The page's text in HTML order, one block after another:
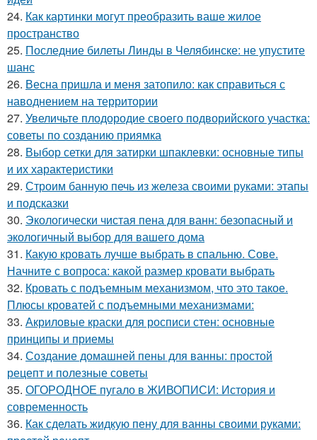
24. Как картинки могут преобразить ваше жилое
пространство
25. Последние билеты Линды в Челябинске: не упустите
шанс
26. Весна пришла и меня затопило: как справиться с
наводнением на территории
27. Увеличьте плодородие своего подворийского участка:
советы по созданию приямка
28. Выбор сетки для затирки шпаклевки: основные типы
и их характеристики
29. Строим банную печь из железа своими руками: этапы
и подсказки
30. Экологически чистая пена для ванн: безопасный и
экологичный выбор для вашего дома
31. Какую кровать лучше выбрать в спальню. Сове.
Начните с вопроса: какой размер кровати выбрать
32. Кровать с подъемным механизмом, что это такое.
Плюсы кроватей с подъемными механизмами:
33. Акриловые краски для росписи стен: основные
принципы и приемы
34. Создание домашней пены для ванны: простой
рецепт и полезные советы
35. ОГОРОДНОЕ пугало в ЖИВОПИСИ: История и
современность
36. Как сделать жидкую пену для ванны своими руками: